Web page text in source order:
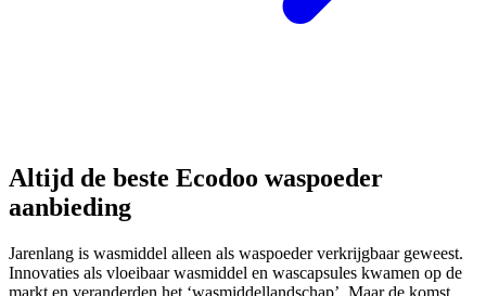
Altijd de beste Ecodoo waspoeder
aanbieding
Jarenlang is wasmiddel alleen als waspoeder verkrijgbaar geweest.
Innovaties als vloeibaar wasmiddel en wascapsules kwamen op de
markt en veranderden het ‘wasmiddellandschap’. Maar de komst